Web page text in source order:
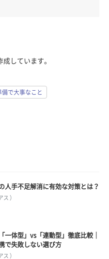
しています。
備で大事なこと
人手不足解消に有効な対策とは？
ス ）
一体型」vs「連動型」徹底比較｜
で失敗しない選び方
ス ）